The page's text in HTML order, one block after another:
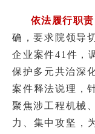
依法履行职
确，要求院领导
企业案件41件，
保护多元共治深
案件释法说理，
聚焦涉工程机械
力、集中攻坚，